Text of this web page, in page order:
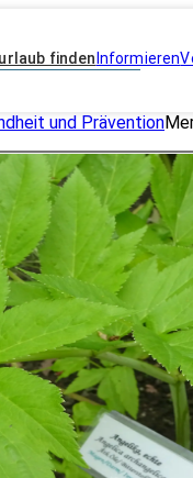
finden Informieren
und Prävention